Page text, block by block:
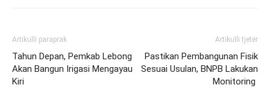
Artikulli paraprak
Tahun Depan, Pemkab Lebong
Akan Bangun Irigasi Mengayau
Kiri
Artikulli tjetër
Pastikan Pembangunan Fisik
Sesuai Usulan, BNPB Lakukan
Monitoring